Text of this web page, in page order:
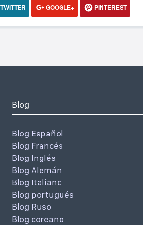
TWITTER GOOGLE+ PINTEREST
Blog
Blog Español
Blog Francés
Blog Inglés
Blog Alemán
Blog Italiano
Blog portugués
Blog Ruso
Blog coreano